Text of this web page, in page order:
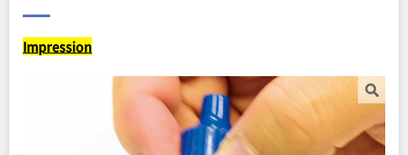
Impression